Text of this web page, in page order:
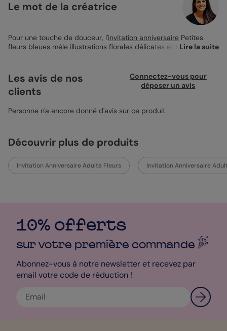
Le mot de la créatrice
Pour une touche de douceur, l'invitation anniversaire Petites
fleurs bleues mêle illustrations florales délicates et typographie
anniversaire estival. Le format carré plié offre de l’espace pour
glisser une photo et un joli mot. Parfaite sur papier création
avec une enveloppe bleu ciel.
Lire la suite
Les avis de nos
clients
Connectez-vous pour
déposer un avis
Personne n'a encore donné d'avis sur ce produit.
Découvrir plus de produits
Invitation Anniversaire Adulte Fleurs Invitation Anniversaire
10% offerts
sur votre première commande
Abonnez-vous à notre newsletter et recevez par
email votre code de réduction !